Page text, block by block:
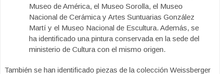
Museo de América, el Museo Sorolla, el Museo
Nacional de Cerámica y Artes Suntuarias González
Martí y el Museo Nacional de Escultura. Además, se
ha identificado una pintura conservada en la sede del
ministerio de Cultura con el mismo origen.
También se han identificado piezas de la colección Weissberger